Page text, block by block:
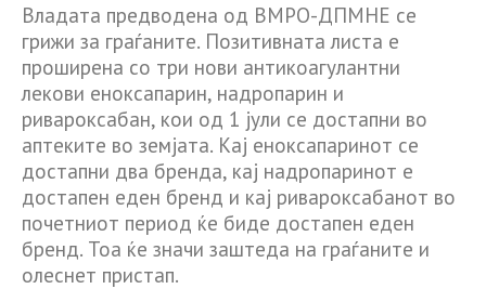
Владата предводена од ВМРО-ДПМНЕ се
грижи за граѓаните. Позитивната листа е
проширена со три нови антикоагулантни
лекови еноксапарин, надропарин и
ривароксабан, кои од 1 јули се достапни во
аптеките во земјата. Кај еноксапаринот се
достапни два бренда, кај надропаринот е
достапен еден бренд и кај ривароксабанот во
почетниот период ќе биде достапен еден
бренд. Тоа ќе значи заштеда на граѓаните и
олеснет пристап.